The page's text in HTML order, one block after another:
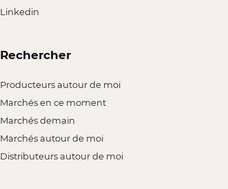
Linkedin
Rechercher
Producteurs autour de moi
Marchés en ce moment
Marchés demain
Marchés autour de moi
Distributeurs autour de moi